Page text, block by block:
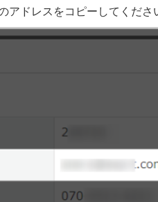
アドレスをコピーしてくださ